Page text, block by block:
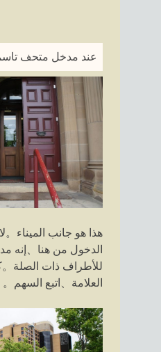
عند مدخل متحف
هذا هو جانب الميناء。
الدخول من هنا、
للأطراف ذات الصلة
العلامة、اتبع السهم。